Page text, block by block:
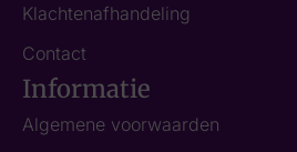
Klachtenafhandeling
Contact
Informatie
Algemene voorwaarden